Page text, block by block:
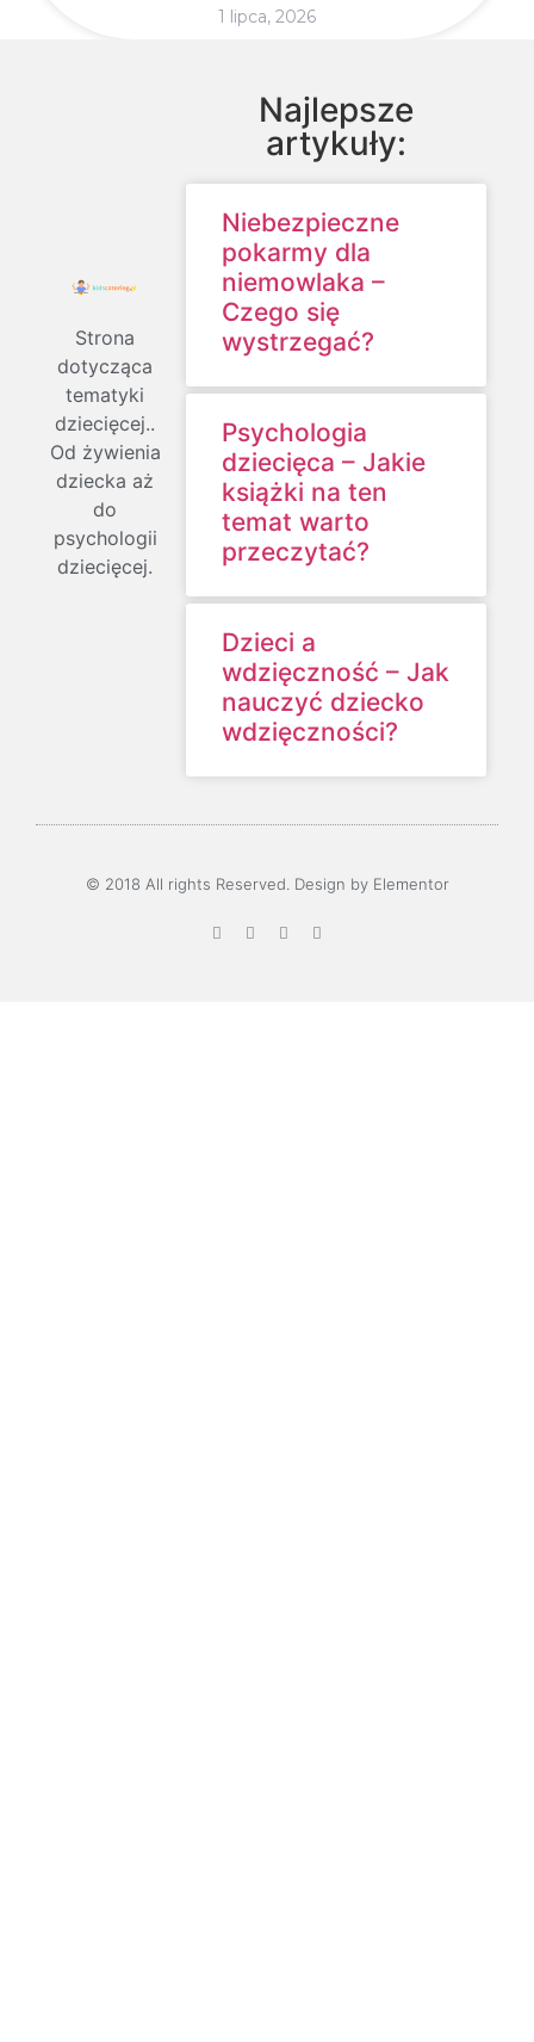
1 lipca, 2026
Strona
dotycząca
tematyki
dziecięcej..
Od żywienia
dziecka aż
do
psychologii
dziecięcej.
Najlepsze
artykuły:
Niebezpieczne
pokarmy dla
niemowlaka –
Czego się
wystrzegać?
Psychologia
dziecięca – Jakie
książki na ten
temat warto
przeczytać?
Dzieci a
wdzięczność – Jak
nauczyć dziecko
wdzięczności?
© 2018 All rights Reserved. Design by Elementor